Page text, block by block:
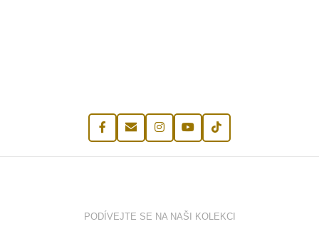
PODÍVEJTE SE NA NAŠI KOLEKCI